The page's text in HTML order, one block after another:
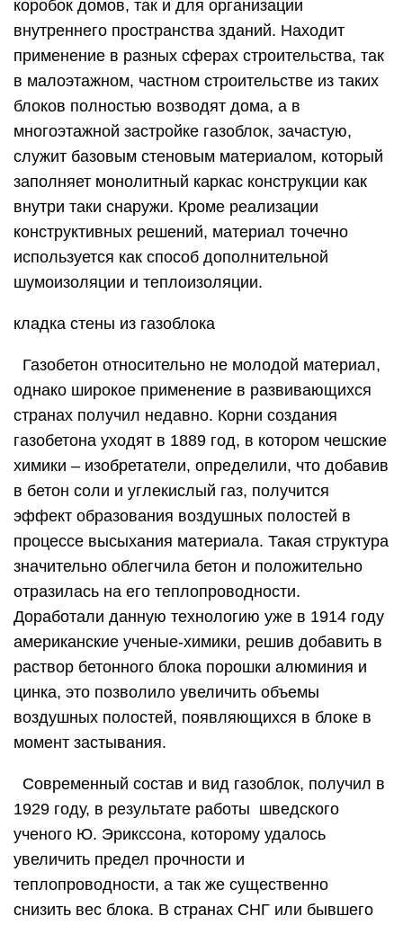
коробок домов, так и для организации
внутреннего пространства зданий. Находит
применение в разных сферах строительства, так
в малоэтажном, частном строительстве из таких
блоков полностью возводят дома, а в
многоэтажной застройке газоблок, зачастую,
служит базовым стеновым материалом, который
заполняет монолитный каркас конструкции как
внутри таки снаружи. Кроме реализации
конструктивных решений, материал точечно
используется как способ дополнительной
шумоизоляции и теплоизоляции.
кладка стены из газоблока
Газобетон относительно не молодой материал,
однако широкое применение в развивающихся
странах получил недавно. Корни создания
газобетона уходят в 1889 год, в котором чешские
химики – изобретатели, определили, что добавив
в бетон соли и углекислый газ, получится
эффект образования воздушных полостей в
процессе высыхания материала. Такая структура
значительно облегчила бетон и положительно
отразилась на его теплопроводности.
Доработали данную технологию уже в 1914 году
американские ученые-химики, решив добавить в
раствор бетонного блока порошки алюминия и
цинка, это позволило увеличить объемы
воздушных полостей, появляющихся в блоке в
момент застывания.
Современный состав и вид газоблок, получил в
1929 году, в результате работы шведского
ученого Ю. Эрикссона, которому удалось
увеличить предел прочности и
теплопроводности, а так же существенно
снизить вес блока. В странах СНГ или бывшего